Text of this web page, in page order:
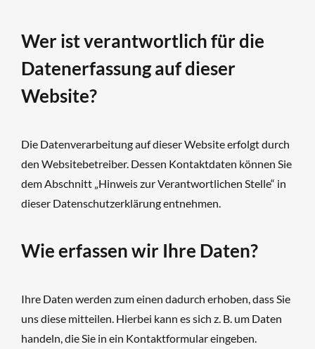
Wer ist verantwortlich für die
Datenerfassung auf dieser
Website?
Die Datenverarbeitung auf dieser Website erfolgt durch
den Websitebetreiber. Dessen Kontaktdaten können Sie
dem Abschnitt „Hinweis zur Verantwortlichen Stelle“ in
dieser Datenschutzerklärung entnehmen.
Wie erfassen wir Ihre Daten?
Ihre Daten werden zum einen dadurch erhoben, dass Sie
uns diese mitteilen. Hierbei kann es sich z. B. um Daten
handeln, die Sie in ein Kontaktformular eingeben.